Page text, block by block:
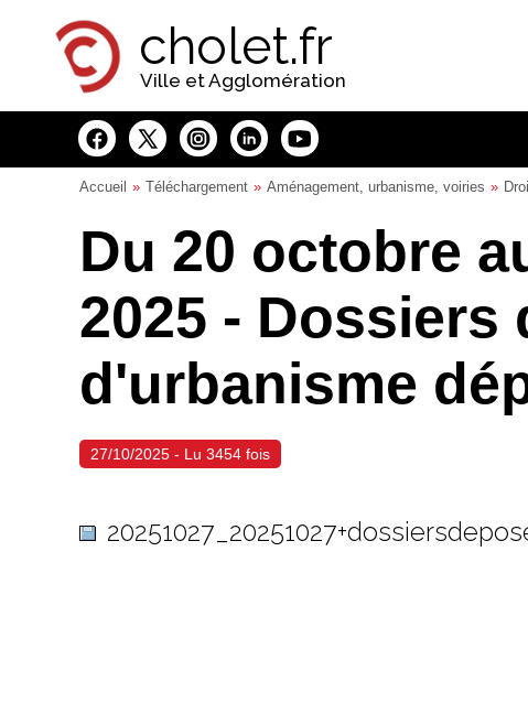
cholet.fr
Ville et Agglomération
Accueil Téléchargement Aménagement, urbanisme, voiries
Du 20 octobre
2025 -
d'urbanisme
27/10/2025 - Lu 3454 fois